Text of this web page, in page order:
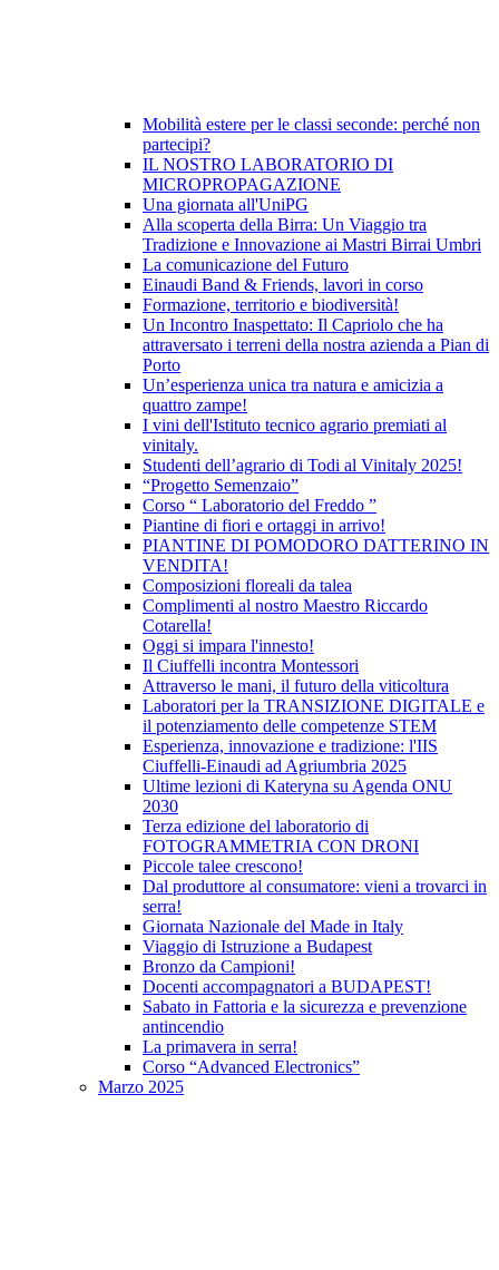
Mobilità estere per le classi seconde: perché non
partecipi?
IL NOSTRO LABORATORIO DI
MICROPROPAGAZIONE
Una giornata all'UniPG
Alla scoperta della Birra: Un Viaggio tra
Tradizione e Innovazione ai Mastri Birrai Umbri
La comunicazione del Futuro
Einaudi Band & Friends, lavori in corso
Formazione, territorio e biodiversità!
Un Incontro Inaspettato: Il Capriolo che ha
attraversato i terreni della nostra azienda a Pian di
Porto
Un’esperienza unica tra natura e amicizia a
quattro zampe!
I vini dell'Istituto tecnico agrario premiati al
vinitaly.
Studenti dell’agrario di Todi al Vinitaly 2025!
“Progetto Semenzaio”
Corso “ Laboratorio del Freddo ”
Piantine di fiori e ortaggi in arrivo!
PIANTINE DI POMODORO DATTERINO IN
VENDITA!
Composizioni floreali da talea
Complimenti al nostro Maestro Riccardo
Cotarella!
Oggi si impara l'innesto!
Il Ciuffelli incontra Montessori
Attraverso le mani, il futuro della viticoltura
Laboratori per la TRANSIZIONE DIGITALE e
il potenziamento delle competenze STEM
Esperienza, innovazione e tradizione: l'IIS
Ciuffelli-Einaudi ad Agriumbria 2025
Ultime lezioni di Kateryna su Agenda ONU
2030
Terza edizione del laboratorio di
FOTOGRAMMETRIA CON DRONI
Piccole talee crescono!
Dal produttore al consumatore: vieni a trovarci in
serra!
Giornata Nazionale del Made in Italy
Viaggio di Istruzione a Budapest
Bronzo da Campioni!
Docenti accompagnatori a BUDAPEST!
Sabato in Fattoria e la sicurezza e prevenzione
antincendio
La primavera in serra!
Corso “Advanced Electronics”
Marzo 2025